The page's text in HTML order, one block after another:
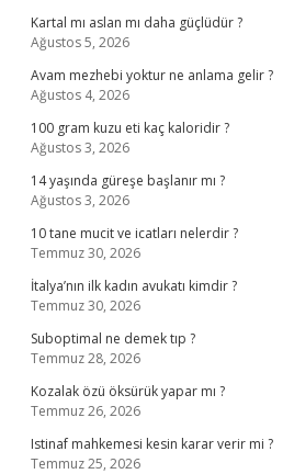
Kartal mı aslan mı daha güçlüdür ?
Ağustos 5, 2026
Avam mezhebi yoktur ne anlama gelir ?
Ağustos 4, 2026
100 gram kuzu eti kaç kaloridir ?
Ağustos 3, 2026
14 yaşında güreşe başlanır mı ?
Ağustos 3, 2026
10 tane mucit ve icatları nelerdir ?
Temmuz 30, 2026
İtalya’nın ilk kadın avukatı kimdir ?
Temmuz 30, 2026
Suboptimal ne demek tıp ?
Temmuz 28, 2026
Kozalak özü öksürük yapar mı ?
Temmuz 26, 2026
Istinaf mahkemesi kesin karar verir mi ?
Temmuz 25, 2026